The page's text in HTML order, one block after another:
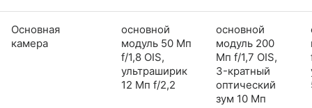
Основная
камера
основной
модуль 50 Мп
f/1,8 OIS,
ультраширик
12 Мп f/2,2
основной
модуль 200
Мп f/1,7 OIS,
3-кратный
оптический
зум 10 Мп